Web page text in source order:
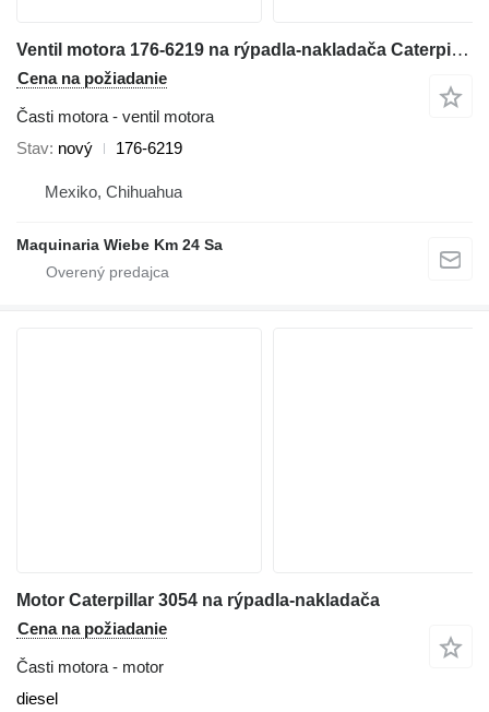
Ventil motora 176-6219 na rýpadla-nakladača Caterpillar 416D/420D/430F/416E/420F/444E/TH
Cena na požiadanie
Časti motora - ventil motora
Stav nový 176-6219
Mexiko, Chihuahua
Maquinaria Wiebe Km 24 Sa
Motor Caterpillar 3054 na rýpadla-nakladača
Cena na požiadanie
Časti motora - motor
diesel